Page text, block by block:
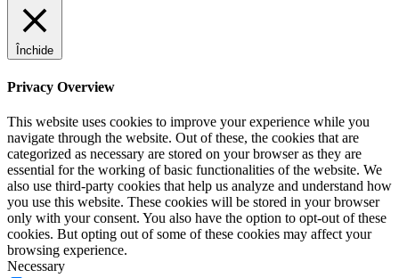
Închide
Privacy Overview
This website uses cookies to improve your experience while you
navigate through the website. Out of these, the cookies that are
categorized as necessary are stored on your browser as they are
essential for the working of basic functionalities of the website. We
also use third-party cookies that help us analyze and understand how
you use this website. These cookies will be stored in your browser
only with your consent. You also have the option to opt-out of these
cookies. But opting out of some of these cookies may affect your
browsing experience.
Necessary